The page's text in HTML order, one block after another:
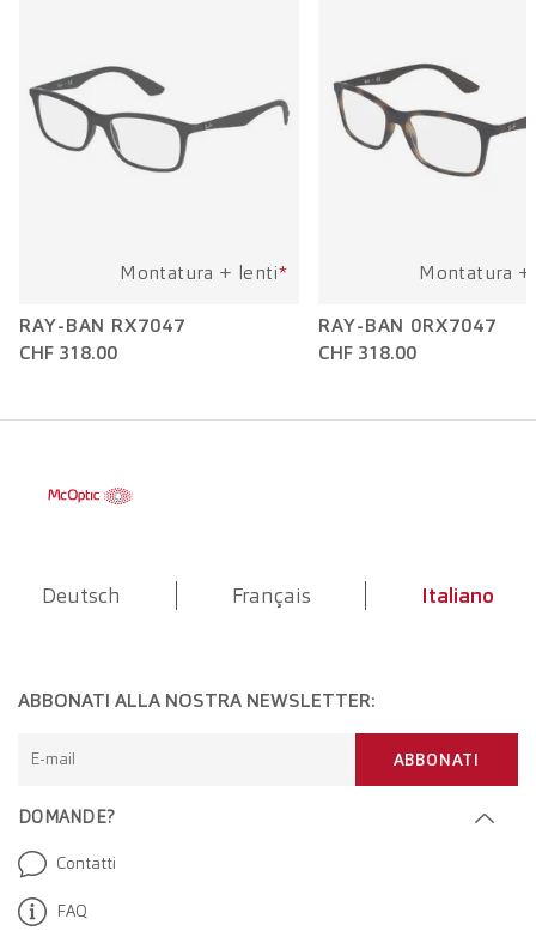
Montatura + lenti*
RAY-BAN RX7047
CHF 318.00
Montatura
RAY-BAN 0RX7047
CHF 318.00
Deutsch Français Italiano
DOMANDE?
Contatti
FAQ
ABBONATI ALLA NOSTRA NEWSLETTER:
E-mail ABBONATI